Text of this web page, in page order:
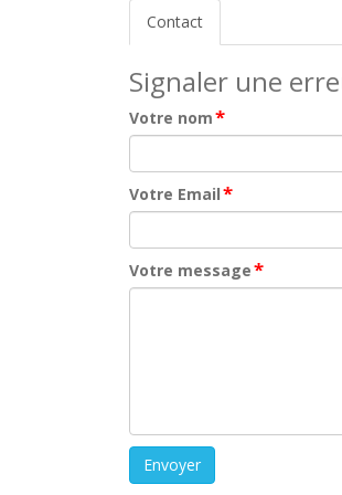
Contact
Signaler une
Votre nom*
Votre Email*
Votre message*